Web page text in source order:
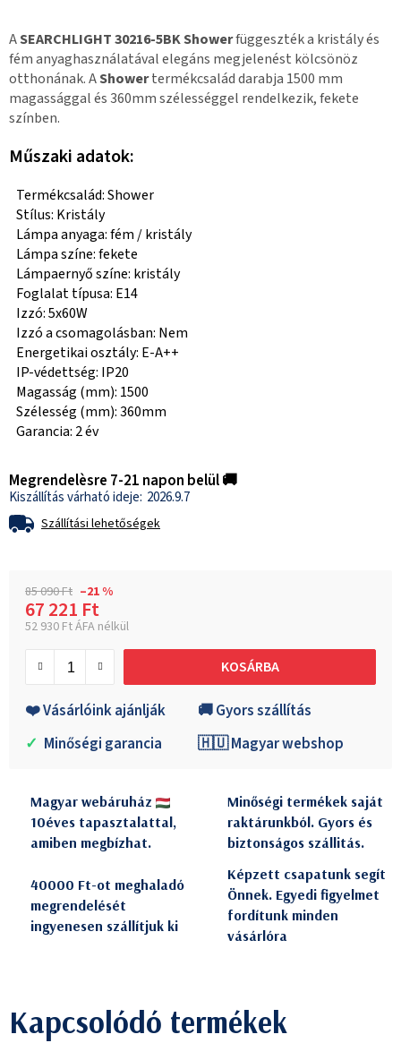
ASEARCHLIGHT 30216-5BK Showerfüggeszték a kristály és
fém anyaghasználatával elegáns megjelenést kölcsönöz
otthonának. AShowertermékcsalád darabja 1500 mm
magassággal és 360mm szélességgel rendelkezik, fekete
színben.
Műszaki adatok:
Termékcsalád: Shower
Stílus: Kristály
Lámpa anyaga: fém / kristály
Lámpa színe: fekete
Lámpaernyő színe: kristály
Foglalat típusa: E14
Izzó: 5x60W
Izzó a csomagolásban: Nem
Energetikai osztály: E-A++
IP-védettség: IP20
Magasság (mm): 1500
Szélesség (mm): 360mm
Garancia: 2 év
Megrendelèsre 7-21 napon belül 🚚
2026.9.7
Szállítási lehetőségek
85 090 Ft –21 %
67 221 Ft
52 930 Ft ÁFA nélkül
KOSÁRBA
❤️ Vásárlóink ajánlják
🚚 Gyors szállítás
✓ Minőségi garancia 🇭🇺 Magyar webshop
Magyar webáruház
10éves tapasztalattal,
amiben megbízhat.
Minőségi termékek saját
raktárunkból. Gyors és
biztonságos szállitás.
40000 Ft-ot meghaladó
megrendelését
ingyenesen szállítjuk ki
Képzett csapatunk segít
Önnek. Egyedi figyelmet
fordítunk minden
vásárlóra
Kapcsolódó termékek